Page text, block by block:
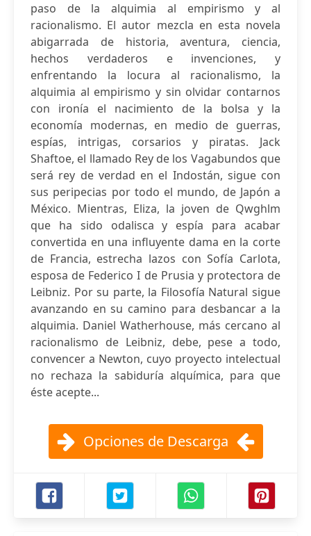
paso de la alquimia al empirismo y al
racionalismo. El autor mezcla en esta novela
abigarrada de historia, aventura, ciencia,
hechos verdaderos e invenciones, y
enfrentando la locura al racionalismo, la
alquimia al empirismo y sin olvidar contarnos
con ironía el nacimiento de la bolsa y la
economía modernas, en medio de guerras,
espías, intrigas, corsarios y piratas. Jack
Shaftoe, el llamado Rey de los Vagabundos que
será rey de verdad en el Indostán, sigue con
sus peripecias por todo el mundo, de Japón a
México. Mientras, Eliza, la joven de Qwghlm
que ha sido odalisca y espía para acabar
convertida en una influyente dama en la corte
de Francia, estrecha lazos con Sofía Carlota,
esposa de Federico I de Prusia y protectora de
Leibniz. Por su parte, la Filosofía Natural sigue
avanzando en su camino para desbancar a la
alquimia. Daniel Watherhouse, más cercano al
racionalismo de Leibniz, debe, pese a todo,
convencer a Newton, cuyo proyecto intelectual
no rechaza la sabiduría alquímica, para que
éste acepte...
Opciones de Descarga